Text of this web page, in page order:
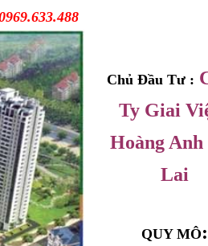
Chủ Đầu Tư :
Ty Giai
Hoàng Anh
Lai
QUY MÔ: